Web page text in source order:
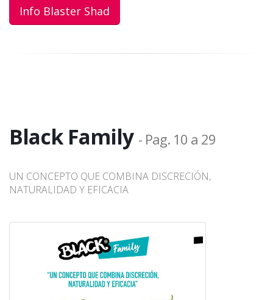
Info Blaster Shad
Black Family - Pag. 10 a 29
UN CONCEPTO QUE COMBINA DISCRECIÓN,
NATURALIDAD Y EFICACIA